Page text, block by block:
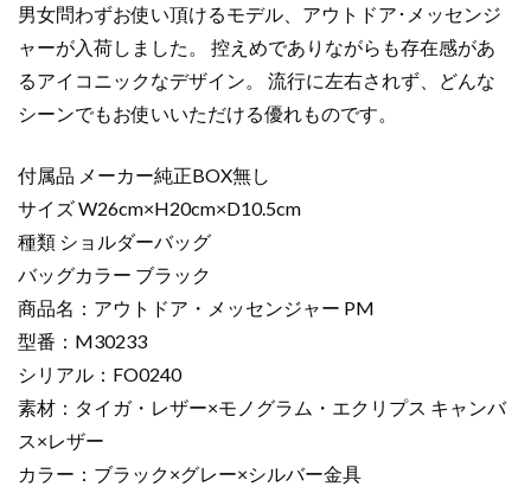
男女問わずお使い頂けるモデル、アウトドア･メッセンジ
ャーが入荷しました。 控えめでありながらも存在感があ
るアイコニックなデザイン。 流行に左右されず、どんな
シーンでもお使いいただける優れものです。
付属品 メーカー純正BOX無し
サイズ W26cm×H20cm×D10.5cm
種類 ショルダーバッグ
バッグカラー ブラック
商品名：アウトドア・メッセンジャー PM
型番：M30233
シリアル：FO0240
素材：タイガ・レザー×モノグラム・エクリプス キャンバ
ス×レザー
カラー：ブラック×グレー×シルバー金具